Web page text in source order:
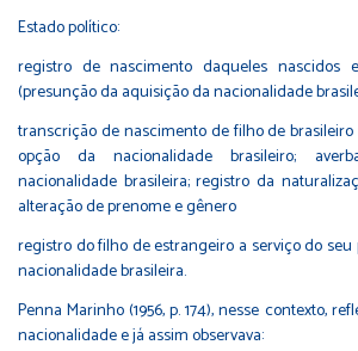
Estado político:
registro de nascimento daqueles nascidos
(presunção da aquisição da nacionalidade
transcrição de nascimento de filho de
opção da nacionalidade brasileiro;
nacionalidade brasileira; registro da
alteração de prenome e gênero
registro do filho de estrangeiro a serviço do seu
nacionalidade brasileira.
Penna Marinho (1956, p. 174), nesse contexto,
nacionalidade e já assim observava: